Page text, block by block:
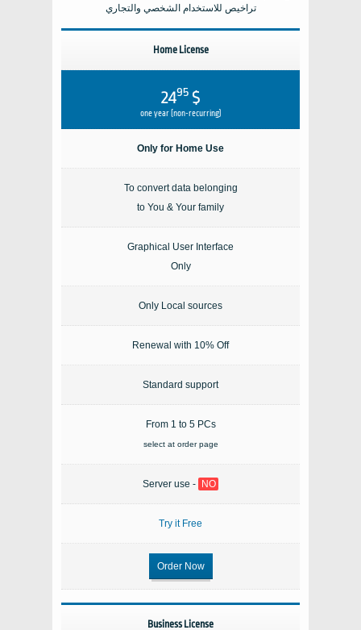
تراخيص للاستخدام الشخصي والتجاري
Home License
$ 24
95
one year (non-recurring)
Only for Home Use
To convert data belonging
to You & Your family
Graphical User Interface
Only
Only Local sources
Renewal with 10% Off
Standard support
From 1 to 5 PCs
select at order page
Server use - NO
Try it Free
Order Now
Business License